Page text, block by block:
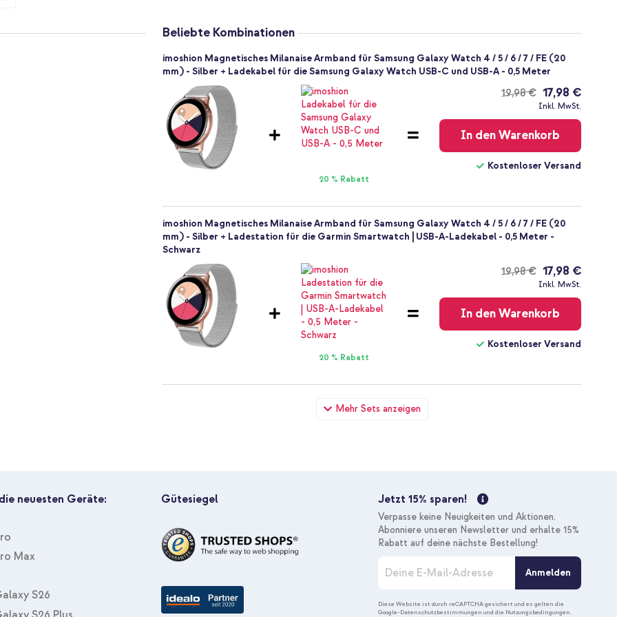
Beliebte Kombinationen
Mehr Sets anzeigen
imoshion Magnetisches Milanaise Armband für Samsung Galaxy Watch 4 / 5 / 6 / 7 / FE (20
mm) - Silber + Ladekabel für die Samsung Galaxy Watch USB-C und USB-A - 0,5 Meter
20 % Rabatt
19,98 €
Kostenloser
17,98 €
Inkl. MwSt.
In den Warenkorb
Kostenloser Versand
imoshion Magnetisches Milanaise Armband für Samsung Galaxy Watch 4 / 5 / 6 / 7 / FE (20
mm) - Silber + Ladestation für die Garmin Smartwatch | USB-A-Ladekabel - 0,5 Meter -
Schwarz
20 % Rabatt
19,98 €
Kostenloser
17,98 €
Inkl. MwSt.
In den Warenkorb
Kostenloser Versand
imoshion Magnetisches Milanaise Armband für Samsung Galaxy Watch 4 / 5 / 6 / 7 / FE (20
mm) - Silber + Wandladegerät - Ladegerät - USB-C- und USB-Anschluss - Power Delivery -
In den Warenkorb
Kostenloser Versand
neuesten Geräte:
Max
S26
Gütesiegel Jetzt 15% sparen!
Verpasse keine Neuigkeiten und Aktionen.
Abonniere unseren Newsletter und erhalte 15%
Rabatt auf deine nächste Bestellung!
d
Anmelden
Diese Website ist durch reCAPTCHA gesichert und es gelten die
Google-Datenschutzbestimmungen und die Nutzungsbedingungen.